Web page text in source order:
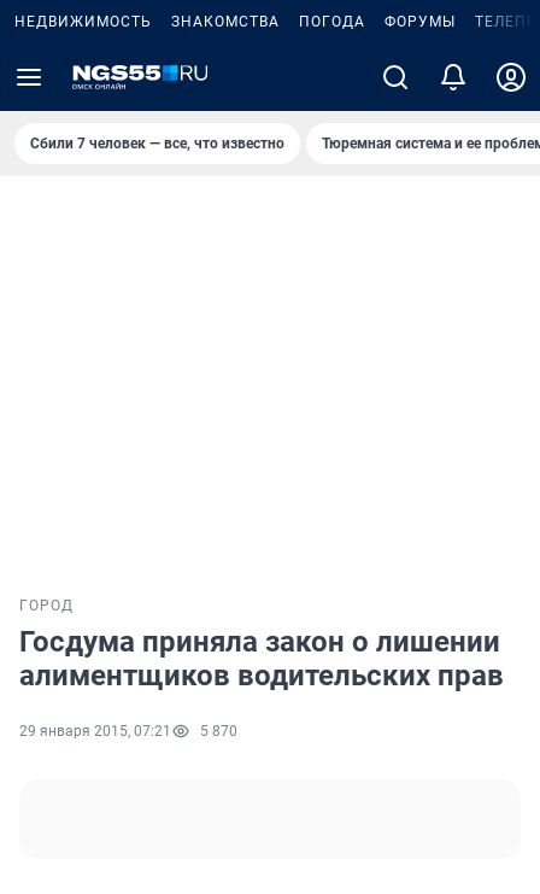
НЕДВИЖИМОСТЬ ЗНАКОМСТВА ПОГОДА ФОРУМЫ
Сбили 7 человек — все, что известно Тюремная система и ее
ГОРОД
Госдума приняла закон о лишении
алиментщиков водительских прав
29 января 2015, 07:21 5 870